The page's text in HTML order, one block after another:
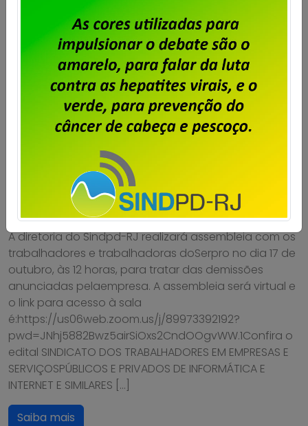
Serpro – assembleia para deliberar
greve por tempo indeterminado
Publicado porImprensaem14/10/2025.
A diretoria do Sindpd-RJ realizará assembleia com os
trabalhadores e trabalhadoras doSerpro no dia 17 de
outubro, às 12 horas, para tratar das demissões
anunciadas pelaempresa. A assembleia será virtual e
o link para acesso à sala
é:https://us06web.zoom.us/j/89973392192?
pwd=JNhj5882Bwz5airSiOxs2CndOOgvWW.1Confira o
edital SINDICATO DOS TRABALHADORES EM EMPRESAS E
SERVIÇOSPÚBLICOS E PRIVADOS DE INFORMÁTICA E
INTERNET E SIMILARES […]
Saiba mais